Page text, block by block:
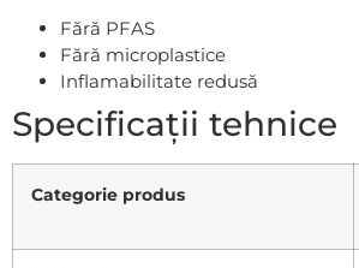
Fără PFAS
Fără microplastice
Inflamabilitate redusă
Specificații tehnice
Categorie produs